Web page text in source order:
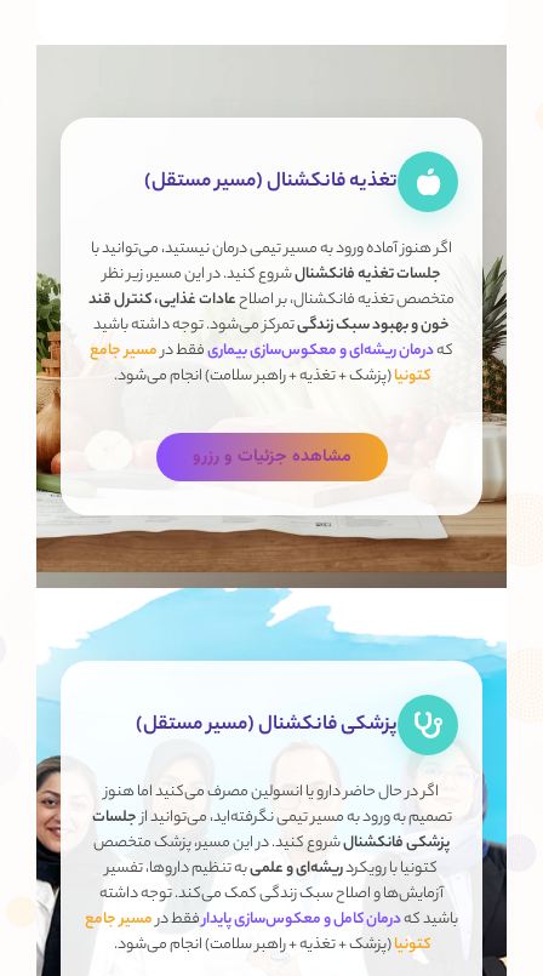
تغذیه فانکشنال (مسیر مستقل)
اگر هنوز آماده ورود به مسیر تیمی درمان نیستید، می‌توانید با
جلسات تغذیه فانکشنالشروع کنید. در این مسیر، زیر نظر
متخصص تغذیه فانکشنال، بر اصلاحعادات غذایی، کنترل قند
خون و بهبود سبک زندگیتمرکز می‌شود. توجه داشته باشید
کهدرمان ریشه‌ای و معکوس‌سازی بیماریفقط درمسیر جامع
کتونیا(پزشک + تغذیه + راهبر سلامت) انجام می‌شود.
مشاهده جزئیات و رزرو
پزشکی فانکشنال (مسیر مستقل)
اگر در حال حاضر دارو یا انسولین مصرف می‌کنید اما هنوز
تصمیم به ورود به مسیر تیمی نگرفته‌اید، می‌توانید ازجلسات
پزشکی فانکشنالشروع کنید. در این مسیر، پزشک متخصص
کتونیا با رویکردریشه‌ای و علمیبه تنظیم داروها، تفسیر
آزمایش‌ها و اصلاح سبک زندگی کمک می‌کند. توجه داشته
باشید کهدرمان کامل و معکوس‌سازی پایدارفقط درمسیر جامع
کتونیا(پزشک + تغذیه + راهبر سلامت) انجام می‌شود.